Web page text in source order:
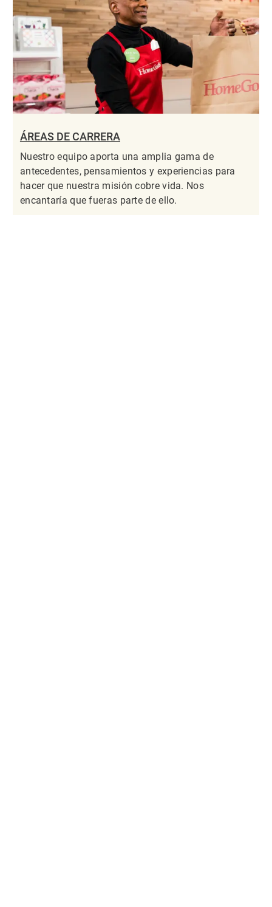
ÁREAS DE CARRERA
Nuestro equipo aporta una amplia gama de
antecedentes, pensamientos y experiencias para
hacer que nuestra misión cobre vida. Nos
encantaría que fueras parte de ello.